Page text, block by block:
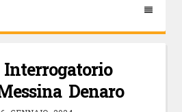
Interrogatorio
Denaro